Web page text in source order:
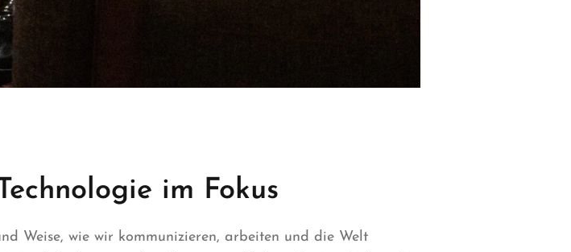
im Fokus
Weise, wie wir kommunizieren, arbeiten und die Welt